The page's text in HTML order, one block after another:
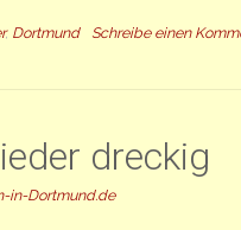
, Dortmund Schreibe einen
dreckig
in-Dortmund.de